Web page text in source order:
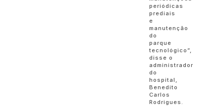
periódicas
prediais
e
manutenção
do
parque
tecnológico”,
disse o
administrador
do
hospital,
Benedito
Carlos
Rodrigues.